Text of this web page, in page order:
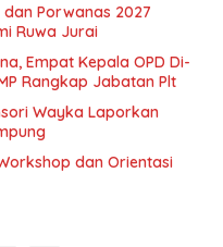
dan Porwanas 2027
Ruwa Jurai
Empat Kepala OPD Di-
Rangkap Jabatan Plt
Wayka Laporkan
dan Orientasi